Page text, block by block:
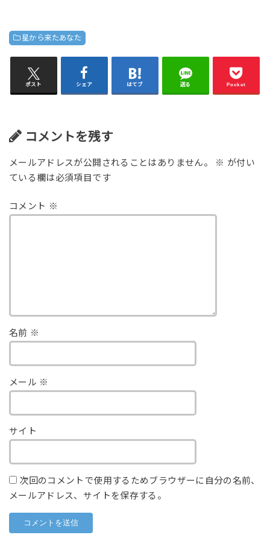
星から来たあなた
ポスト シェア はてブ 送る Pocket
コメントを残す
メールアドレスが公開されることはありません。 ※ が付い
ている欄は必須項目です
コメント ※
名前 ※
メール ※
サイト
次回のコメントで使用するためブラウザーに自分の名前、
メールアドレス、サイトを保存する。